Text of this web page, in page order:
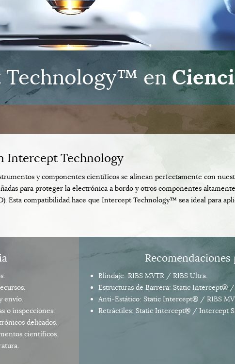
Technology™ en
Intercept Technology
y componentes científicos se alinean perfectamente con
para proteger la electrónica a bordo y otros componentes
Esta compatibilidad hace que Intercept Technology™ sea ideal para
envío.
o inspecciones.
delicados.
científicos.
Blindaje: RIBS MVTR / RIBS Ultra.
Estructuras de Barrera: Static Intercept®
Anti-Estático: Static Intercept® / RIBS
Retráctiles: Static Intercept® / Intercept